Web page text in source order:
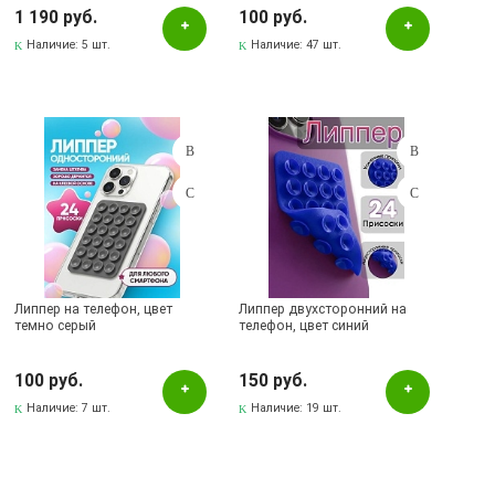
Бежевый
Бронзовый
Голубой
Желтый
Зеленый
Золотистый
Коричневый
Оранжевый
Разноцветный
1 190 руб.
Наличие:5 шт.
100 руб.
Наличие:47 шт.
Липпер на телефон, цвет
темно серый
100 руб.
Наличие:7 шт.
Липпер двухсторонний на
телефон, цвет синий
150 руб.
Наличие: 19 шт.